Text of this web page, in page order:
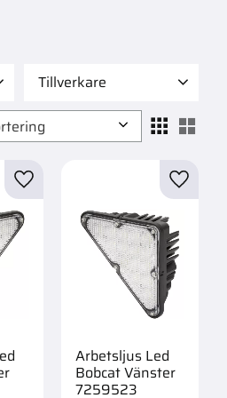
Tillverkare
IKH 1
sortering
Lägg till i favoriter
Arbetsljus Led
Bobcat Vänster
7259523
Lägg